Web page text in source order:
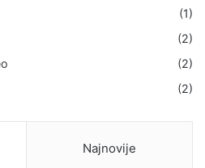
(1)
(2)
(2)
(2)
Najnovije